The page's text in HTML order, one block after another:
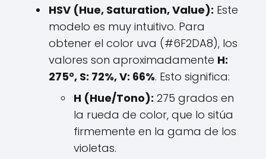
HSV (Hue, Saturation, Value): Este
modelo es muy intuitivo. Para
obtener el color uva (#6F2DA8), los
valores son aproximadamente H:
275°, S: 72%, V: 66%. Esto significa:
H (Hue/Tono): 275 grados en
la rueda de color, que lo sitúa
firmemente en la gama de los
violetas.